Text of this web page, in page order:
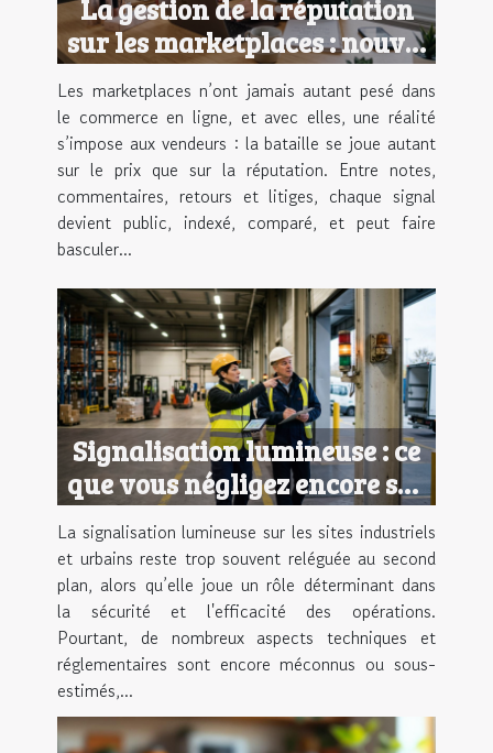
La gestion de la réputation
sur les marketplaces : nouvel
enjeu des e-commerçants
Les marketplaces n’ont jamais autant pesé dans
le commerce en ligne, et avec elles, une réalité
s’impose aux vendeurs : la bataille se joue autant
sur le prix que sur la réputation. Entre notes,
commentaires, retours et litiges, chaque signal
devient public, indexé, comparé, et peut faire
basculer...
Signalisation lumineuse : ce
que vous négligez encore sur
vos sites
La signalisation lumineuse sur les sites industriels
et urbains reste trop souvent reléguée au second
plan, alors qu’elle joue un rôle déterminant dans
la sécurité et l'efficacité des opérations.
Pourtant, de nombreux aspects techniques et
réglementaires sont encore méconnus ou sous-
estimés,...